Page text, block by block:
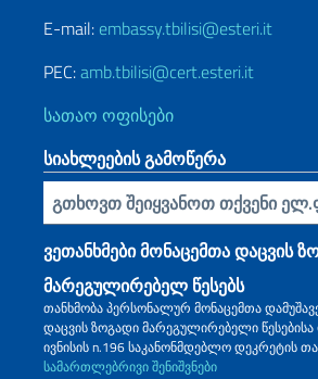
E-mail: embassy.tbilisi@esteri.it
PEC:amb.tbilisi@cert.esteri.it
სათაო ოფისები
სიახლეების გამოწერა
ჩადეთ თქვენი ელ.წერილი
ვეთანხმები მონაცემთა დაცვის
მარეგულირებელ წესებს
თანხმობა პერსონალურ მონაცემთა
დაცვის ზოგადი მარეგულირებელი
ივნისის n.196 საკანონმდებლო დეკრეტის
სამართლებრივი შენიშვნები